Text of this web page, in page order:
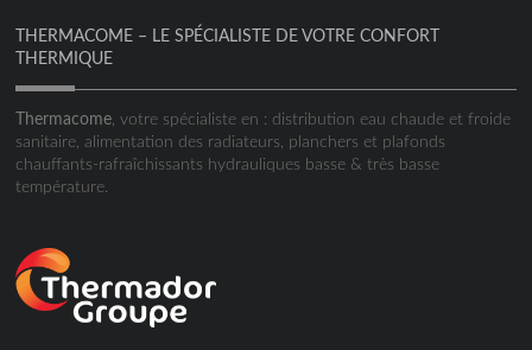
THERMACOME – LE SPÉCIALISTE DE VOTRE CONFORT
THERMIQUE
Thermacome , votre spécialiste en : distribution eau chaude et froide
sanitaire, alimentation des radiateurs, planchers et plafonds
chauffants-rafraîchissants hydrauliques basse & très basse
température.